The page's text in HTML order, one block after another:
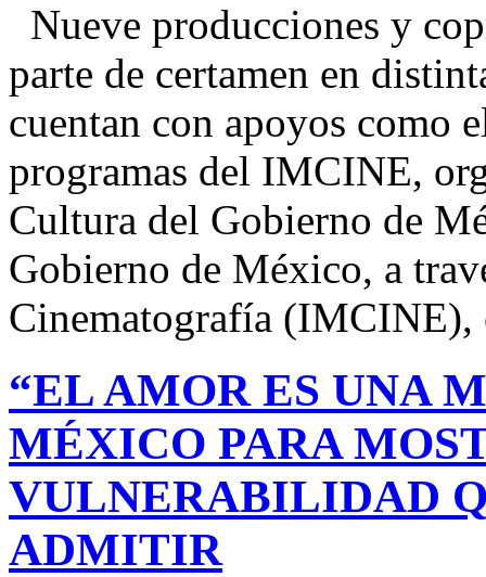
Nueve producciones y
parte de certamen en
cuentan con apoyos
programas del IMCINE,
Cultura del Gobierno de
Gobierno de México, a
Cinematografía
“EL AMOR ES UNA
MÉXICO PARA
VULNERABILIDAD
ADMITIR